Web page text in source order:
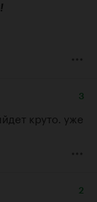
3
круто. уже
2